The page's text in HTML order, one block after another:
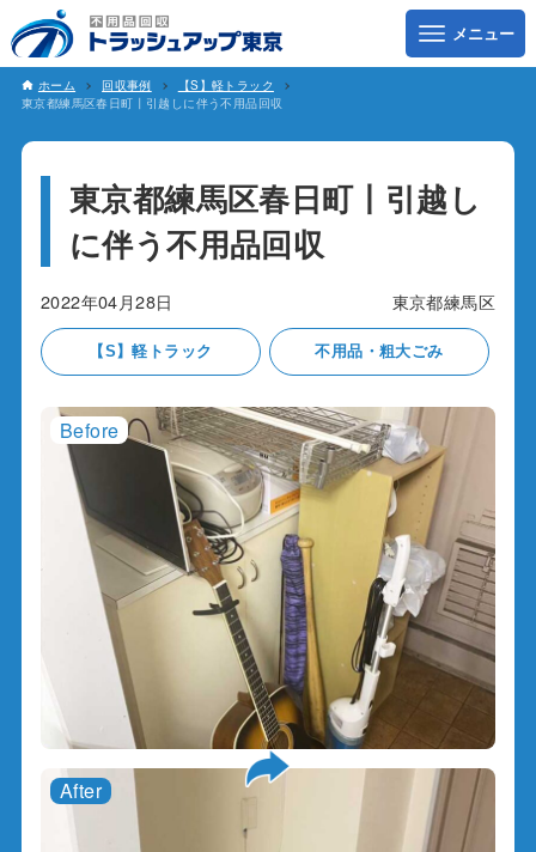
ホーム 回収事例
【S】軽トラック
東京都練馬区春日町丨引越しに伴う不用品回収
東京都練馬区春日町丨引越し
に伴う不用品回収
2022年04月28日 東京都練馬区
【S】軽トラック 不用品・粗大ごみ